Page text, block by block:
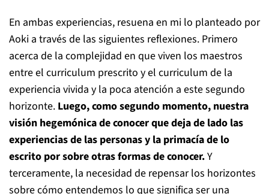
En ambas experiencias, resuena en mi lo planteado por
Aoki a través de las siguientes reflexiones. Primero
acerca de la complejidad en que viven los maestros
entre el curriculum prescrito y el curriculum de la
experiencia vivida y la poca atención a este segundo
horizonte. Luego, como segundo momento, nuestra
visión hegemónica de conocer que deja de lado las
experiencias de las personas y la primacía de lo
escrito por sobre otras formas de conocer.Y
terceramente, la necesidad de repensar los horizontes
sobre cómo entendemos lo que significa ser una